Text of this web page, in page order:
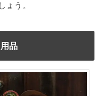
ょう。
品